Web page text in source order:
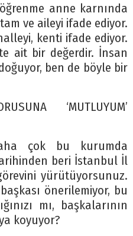
anne karnında
ve aileyi ifade ediyor.
kenti ifade ediyor.
ait bir değerdir. İnsan
ben de böyle bir
‘MUTLUYUM’
çok bu kurumda
beri İstanbul İl
yürütüyorsunuz.
önerilemiyor, bu
mı, başkalarının
koyuyor?